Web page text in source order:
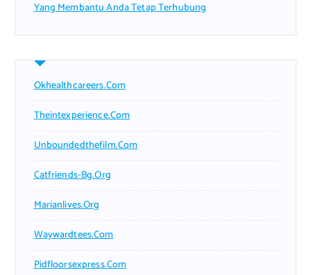
Yang Membantu Anda Tetap Terhubung
Okhealthcareers.com
Theintexperience.com
Unboundedthefilm.com
Catfriends-Bg.org
Marianlives.org
Waywardtees.com
Pidfloorsexpress.com